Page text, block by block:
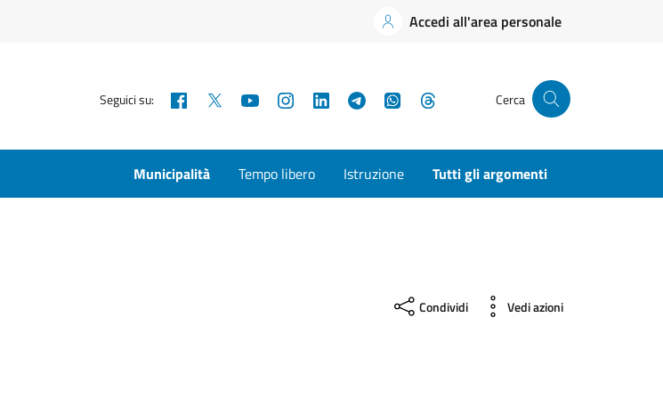
Accedi all'area personale
Seguici su: Facebook YouTubeInstagramLinkedInTelegramWhatsApp Cerca
Municipalità Tempo libero Istruzione Tutti gli argomenti
Condividi Vedi azioni